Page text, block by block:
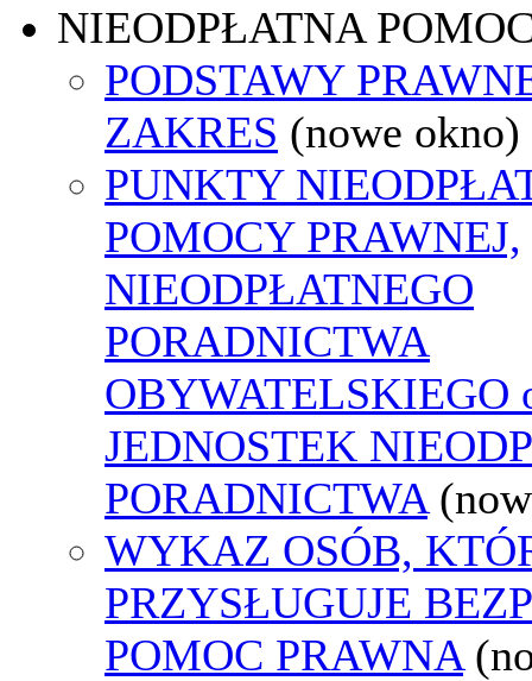
NIEODPŁATNA
PODSTAWY
ZAKRES (nowe okno)
PUNKTY
POMOCY PRAWNEJ,
NIEODPŁATNEGO
PORADNICTWA
OBYWATELSKIEGO
JEDNOSTEK
PORADNICTWA
WYKAZ OSÓB,
PRZYSŁUGUJE
POMOC PRAWNA